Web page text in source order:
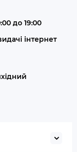
до 19:00